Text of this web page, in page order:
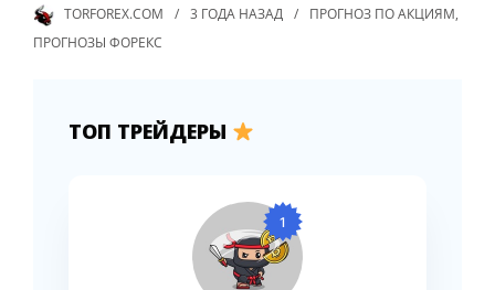
TORFOREX.COM 3 ГОДА НАЗАД ПРОГНОЗ ПО АКЦИЯМ,
ПРОГНОЗЫ ФОРЕКС
ТОП ТРЕЙДЕРЫ
1